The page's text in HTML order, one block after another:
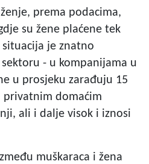
prema podacima,
su žene plaćene tek
je znatno
- u kompanijama u
u prosjeku zarađuju 15
domaćim
ali i dalje visok i iznosi
muškaraca i žena